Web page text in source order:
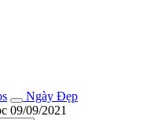
Ngày Đẹp
09/09/2021